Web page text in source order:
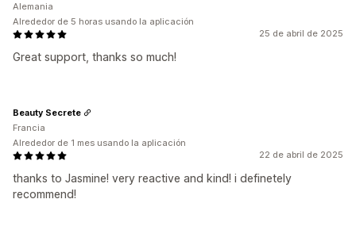
25 de abril de 2025
Great support, thanks so much!
Alemania
Alrededor de 5 horas usando la aplicación
22 de abril de 2025
thanks to Jasmine! very reactive and kind! i definetely
recommend!
Beauty Secrete
Francia
Alrededor de 1 mes usando la aplicación